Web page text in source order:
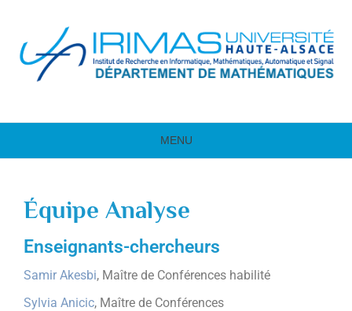
MENU
Équipe Analyse
Enseignants-chercheurs
Samir Akesbi, Maître de Conférences habilité
Sylvia Anicic, Maître de Conférences